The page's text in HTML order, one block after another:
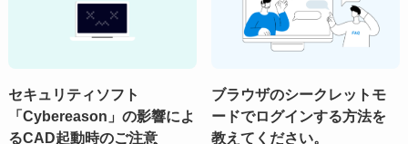
セキュリティソフト
「Cybereason」の影響によ
るCAD起動時のご注意
ブラウザのシークレットモ
ードでログインする方法を
教えてください。